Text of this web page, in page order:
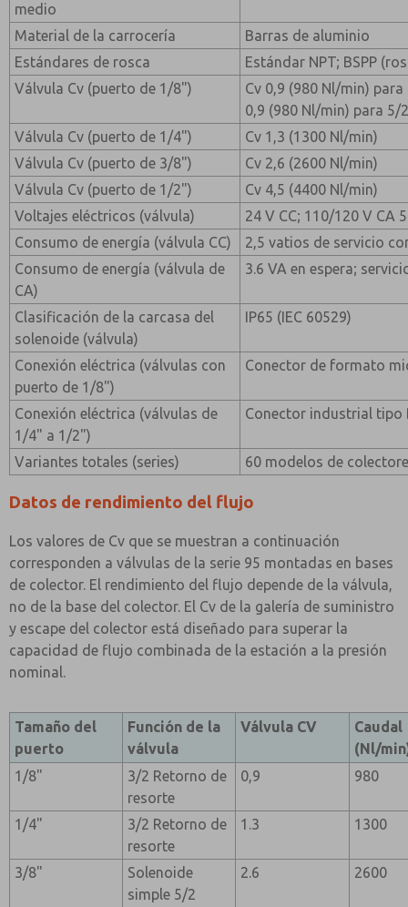
medio
Material de la carrocería
Barras de aluminio
Estándares de rosca
Estándar NPT; BSPP
Válvula Cv (puerto de 1/8")
Cv 0,9 (980 Nl/min)
0,9 (980 Nl/min) para 5/
Válvula Cv (puerto de 1/4")
Cv 1,3 (1300 Nl/min)
Válvula Cv (puerto de 3/8")
Cv 2,6 (2600 Nl/min)
Válvula Cv (puerto de 1/2")
Cv 4,5 (4400 Nl/min)
Voltajes eléctricos (válvula)
24 V CC; 110/120 V CA
Consumo de energía (válvula CC)
2,5 vatios de servicio
Consumo de energía (válvula de
CA)
3.6 VA en espera;
Clasificación de la carcasa del
solenoide (válvula)
IP65 (IEC 60529)
Conexión eléctrica (válvulas con
puerto de 1/8")
Conector de formato
Conexión eléctrica (válvulas de
1/4" a 1/2")
Conector industrial tipo
Variantes totales (series) 60 modelos de
Datos de rendimiento del flujo
Los valores de Cv que se muestran a continuación
corresponden a válvulas de la serie 95 montadas en bases
de colector. El rendimiento del flujo depende de la válvula,
no de la base del colector. El Cv de la galería de suministro
y escape del colector está diseñado para superar la
capacidad de flujo combinada de la estación a la presión
nominal.
Tamaño del
puerto
Función de la
válvula
Válvula CV
Caudal
(Nl/
1/8"
3/2 Retorno de
resorte
0,9 980
1/4"
3/2 Retorno de
resorte
1.3 1300
3/8"
Solenoide
simple 5/2
2.6 2600